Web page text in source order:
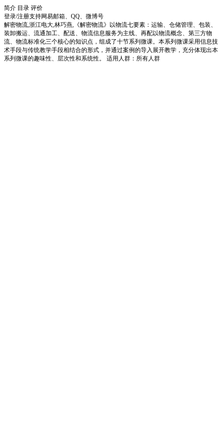
简介 目录 评价
登录/注册支持网易邮箱、QQ、微博号
解密物流,浙江电大,林巧燕,《解密物流》以物流七要素：运输、仓储管理、包装、
装卸搬运、流通加工、配送、物流信息服务为主线、再配以物流概念、第三方物
流、物流标准化三个核心的知识点，组成了十节系列微课。本系列微课采用信息技
术手段与传统教学手段相结合的形式，并通过案例的导入展开教学，充分体现出本
系列微课的趣味性、层次性和系统性。 适用人群：所有人群